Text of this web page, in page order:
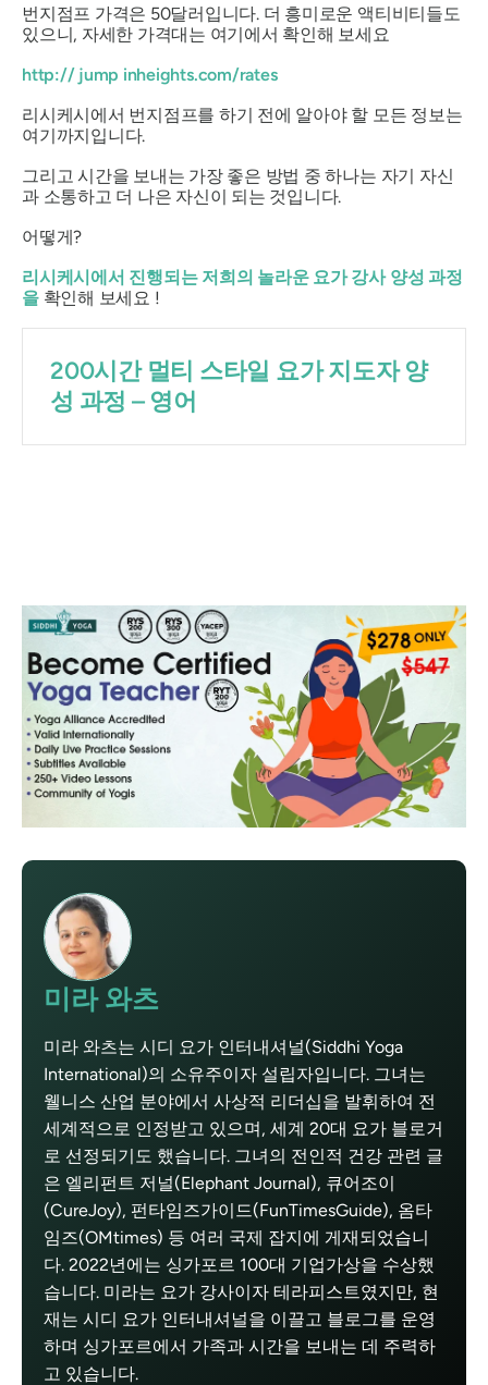
번지점프 가격은 50달러입니다. 더 흥미로운 액티비티들도
있으니, 자세한 가격대는 여기에서 확인해 보세요
http:// jump inheights.com/rates
리시케시에서 번지점프를 하기 전에 알아야 할 모든 정보는
여기까지입니다.
그리고 시간을 보내는 가장 좋은 방법 중 하나는 자기 자신
과 소통하고 더 나은 자신이 되는 것입니다.
어떻게?
리시케시에서 진행되는 저희의 놀라운 요가 강사 양성 과정
을확인해 보세요 !
200시간 멀티 스타일 요가 지도자 양
성 과정 – 영어
미라 와츠
미라 와츠는 시디 요가 인터내셔널(Siddhi Yoga
International)의 소유주이자 설립자입니다. 그녀는
웰니스 산업 분야에서 사상적 리더십을 발휘하여 전
세계적으로 인정받고 있으며, 세계 20대 요가 블로거
로 선정되기도 했습니다. 그녀의 전인적 건강 관련 글
은 엘리펀트 저널(Elephant Journal), 큐어조이
(CureJoy), 펀타임즈가이드(FunTimesGuide), 옴타
임즈(OMtimes) 등 여러 국제 잡지에 게재되었습니
다. 2022년에는 싱가포르 100대 기업가상을 수상했
습니다. 미라는 요가 강사이자 테라피스트였지만, 현
재는 시디 요가 인터내셔널을 이끌고 블로그를 운영
하며 싱가포르에서 가족과 시간을 보내는 데 주력하
고 있습니다.